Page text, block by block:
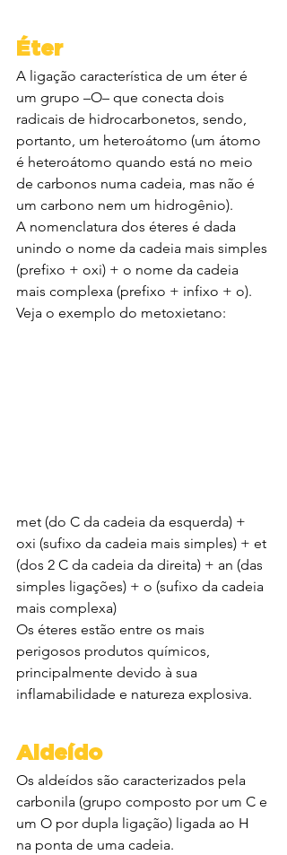
Éter
A ligação característica de um éter é
um grupo –O– que conecta dois
radicais de hidrocarbonetos, sendo,
portanto, um heteroátomo (um átomo
é heteroátomo quando está no meio
de carbonos numa cadeia, mas não é
um carbono nem um hidrogênio).
A nomenclatura dos éteres é dada
unindo o nome da cadeia mais simples
(prefixo + oxi) + o nome da cadeia
mais complexa (prefixo + infixo + o).
Veja o exemplo do metoxietano:
met (do C da cadeia da esquerda) +
oxi (sufixo da cadeia mais simples) + et
(dos 2 C da cadeia da direita) + an (das
simples ligações) + o (sufixo da cadeia
mais complexa)
Os éteres estão entre os mais
perigosos produtos químicos,
principalmente devido à sua
inflamabilidade e natureza explosiva.
Aldeído
Os aldeídos são caracterizados pela
carbonila (grupo composto por um C e
um O por dupla ligação) ligada ao H
na ponta de uma cadeia.